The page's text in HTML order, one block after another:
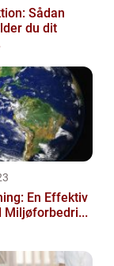
Sådan
du dit
En Effektiv
Miljøforbedri...